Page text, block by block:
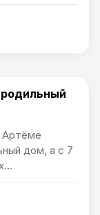
Артёме
дом, а с 7